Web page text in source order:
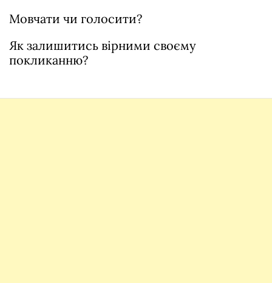
Мовчати чи голосити?
Як залишитись вірними своєму
покликанню?